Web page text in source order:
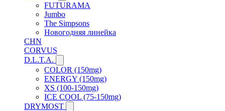
FUTURAMA
Jumbo
The Simpsons
Новогодняя линейка
CHN
CORVUS
D.L.T.A.
COLOR (150mg)
ENERGY (150mg)
XS (100-150mg)
ICE COOL (75-150mg)
DRYMOST